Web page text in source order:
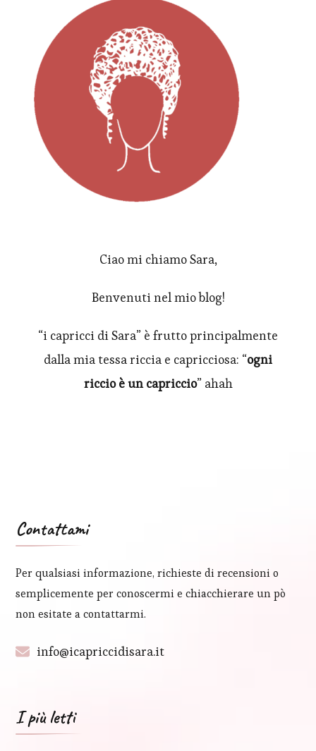
Ciao mi chiamo Sara,
Benvenuti nel mio blog!
“i capricci di Sara” è frutto principalmente
dalla mia tessa riccia e capricciosa: “ogni
riccio è un capriccio” ahah
Contattami
Per qualsiasi informazione, richieste di recensioni o
semplicemente per conoscermi e chiacchierare un pò
non esitate a contattarmi.
info@icapriccidisara.it
I più letti